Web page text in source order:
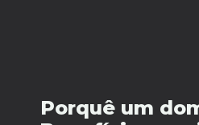
Porquê um